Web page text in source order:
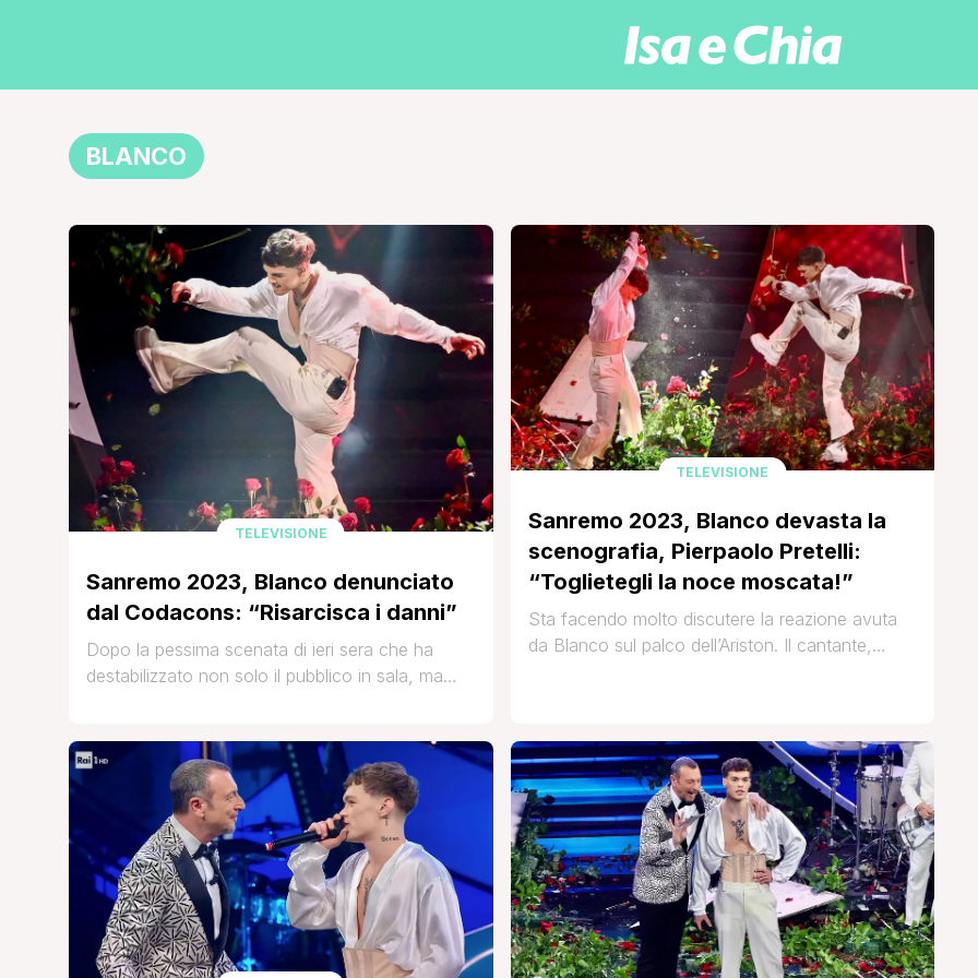
BLANCO
TELEVISIONE
Sanremo 2023, Blanco denunciato
dal Codacons: “Risarcisca i danni”
Dopo la pessima scenata di ieri sera che ha
destabilizzato non solo il pubblico in sala, ma
Codacons. L’associazione ha chiesto infatti alla
procura di Imperia di aprire un’indagine dopo la
sfuriata del cantante sul palco della
settantatreesima edizione [']
TELEVISIONE
Sanremo 2023, Blanco devasta la
scenografia, Pierpaolo Pretelli:
“Toglietegli la noce moscata!”
Sta facendo molto discutere la reazione avuta
da Blanco sul palco dell’Ariston. Il cantante,
parole di Amadeus, numerosi volti noti hanno
commentato l’accaduto. Da Selvaggia Lucarelli a
Francesca Barra, in molti hanno condannato il
comportamento del cantante. [']